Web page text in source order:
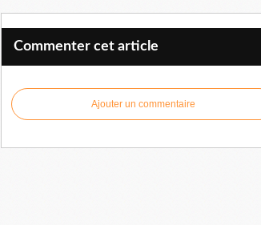
Commenter cet article
Ajouter un commentaire